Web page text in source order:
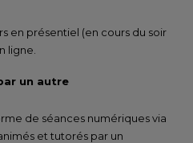
en présentiel (en cours du soir
ligne.
un autre
de séances numériques via
et tutorés par un